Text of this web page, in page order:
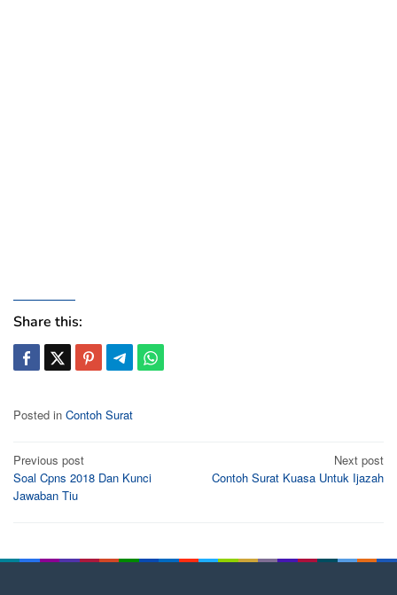
Share this:
Posted in Contoh Surat
Post
navigation
Previous post
Soal Cpns 2018 Dan Kunci
Jawaban Tiu
Next post
Contoh Surat Kuasa Untuk Ijazah